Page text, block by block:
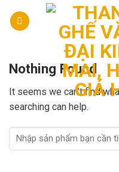
Nothing Found
It seems we can’t find
searching can help.